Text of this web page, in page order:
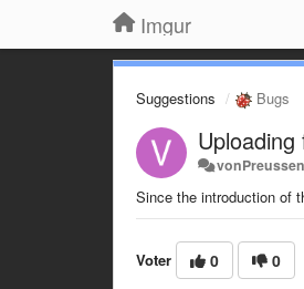
Imgur
Suggestions Bugs
vonPreussen
Since the introduction of
Voter 0 0